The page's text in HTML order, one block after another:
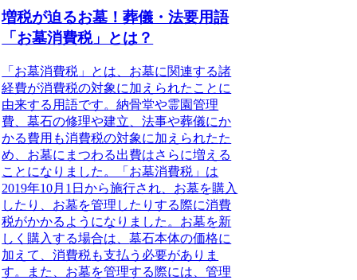
増税が迫るお墓！葬儀・法要用語
「お墓消費税」とは？
「 お墓消費税 」とは、お墓に関連する諸
経費が消費税の対象に加えられた ことに
由来する用語です。納骨堂や霊園管理
費、墓石の修理や建立、法事や葬儀にか
かる費用も消費税の対象に加えられたた
め、お墓にまつわる出費はさらに増える
ことになりました。「お墓消費税」は
2019年10月1日から施行され、お墓を購入
したり、お墓を管理したりする際に消費
税がかかる ようになりました。お墓を新
しく購入する場合は、墓石本体の価格に
加えて、消費税も支払う必要がありま
す。また、お墓を管理する際には、管理